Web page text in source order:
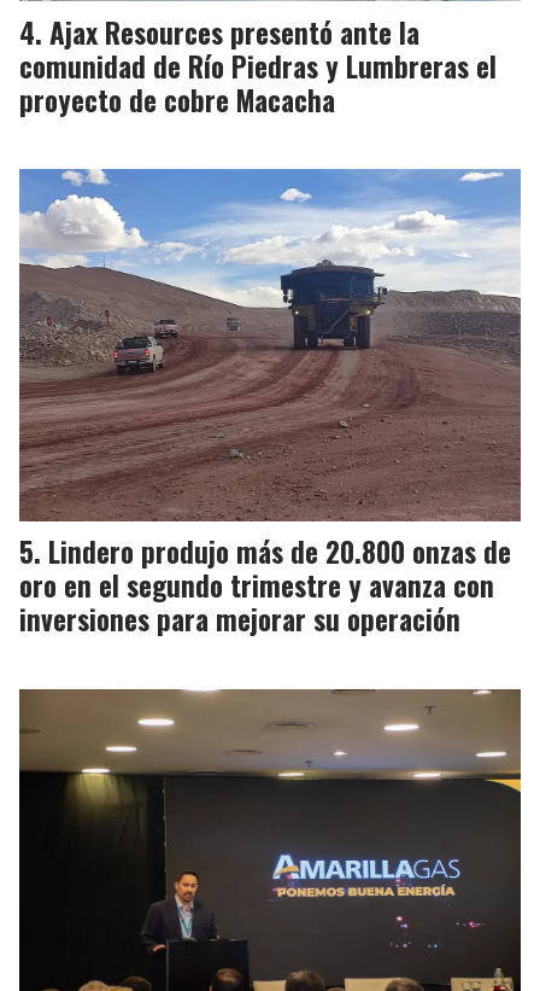
Ajax Resources presentó ante la
comunidad de Río Piedras y Lumbreras el
proyecto de cobre Macacha
Lindero produjo más de 20.800 onzas de
oro en el segundo trimestre y avanza con
inversiones para mejorar su operación